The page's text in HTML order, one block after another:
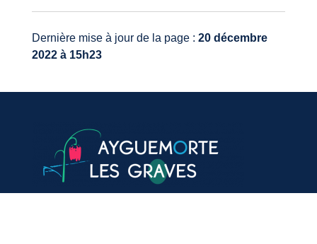
Dernière mise à jour de la page : 20 décembre
2022 à 15h23